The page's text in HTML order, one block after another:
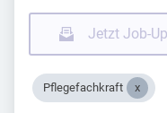
Jetzt Job-
Pflegefachkraft